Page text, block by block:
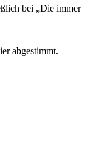
bei „Die immer
abgestimmt.